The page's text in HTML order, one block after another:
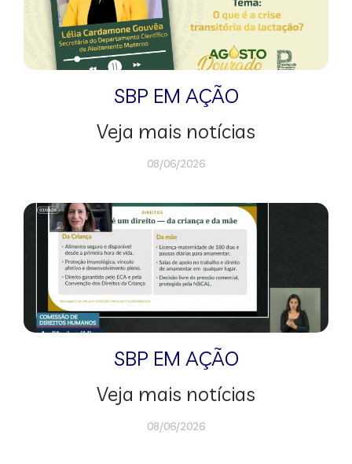
SBP EM AÇÃO
Veja mais notícias
08/06/2026
SBP EM AÇÃO
Veja mais notícias
08/06/2026